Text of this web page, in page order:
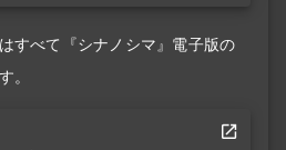
すべて『シナノシマ』電子版の
。